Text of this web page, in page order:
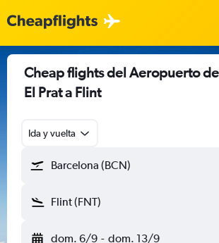
Cheap flights del Aeropuerto
El Prat a Flint
Ida y vuelta
Barcelona (BCN)
Flint (FNT)
dom. 6/9 - dom. 13/9